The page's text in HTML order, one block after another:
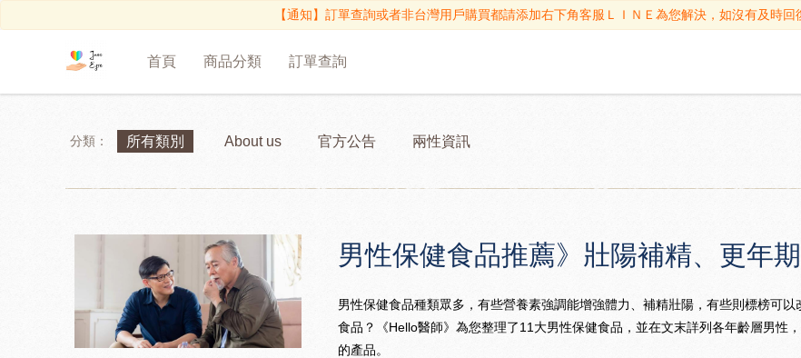
【通知】訂單查詢或者非台灣用戶購買都請添加右下角客服ＬＩＮＥ為您解決，如沒有及時回
首頁 商品分類 訂單查詢
分類： 所有類別 About us 官方公告 兩性資訊
男性保健食品推薦》壯陽補精、更年
男性保健食品種類眾多，有些營養素強調能增強體力、補精壯陽，有些則標榜可
食品？《Hello醫師》為您整理了11大男性保健食品，並在文末詳列各年齡層男性
的產品。